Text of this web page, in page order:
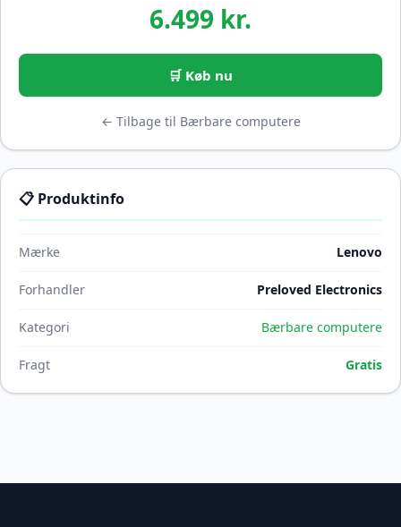
6.499 kr.
🛒 Køb nu
← Tilbage til Bærbare computere
📋 Produktinfo
Mærke Lenovo
Forhandler Preloved Electronics
Kategori Bærbare computere
Fragt Gratis